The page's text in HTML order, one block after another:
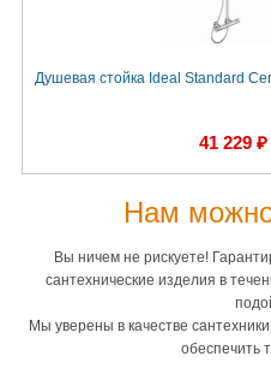
Душевая стойка Ideal Standard
41 229 ₽
Нам
Вы ничем не рискуете!
сантехнические изделия в
Мы уверены в качестве
обеспечить